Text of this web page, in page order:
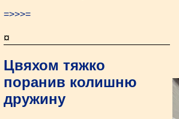
=>>>=
¤
Цвяхом тяжко
поранив колишню
дружину